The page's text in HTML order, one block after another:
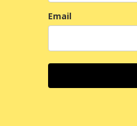
Email